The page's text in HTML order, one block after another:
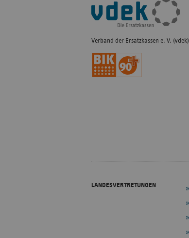
Fußleisten-
Navigation
Verband der Ersatzkassen e. V. (vdek)
LANDESVERTRETUNGEN